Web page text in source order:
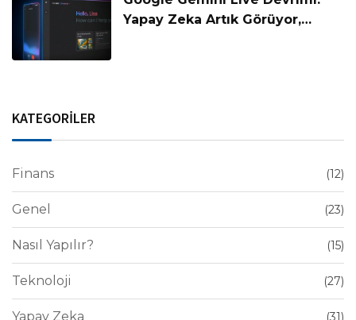
Yapay Zeka Artık Görüyor,
KATEGORİLER
Finans (12)
Genel (23)
Nasıl Yapılır? (15)
Teknoloji (27)
Yapay Zeka (31)